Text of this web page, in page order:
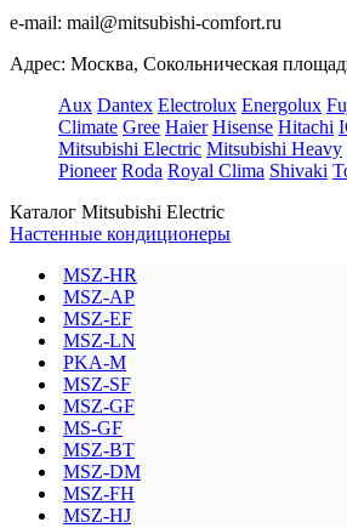
e-mail: mail@mitsubishi-comfort.ru
Адрес: Москва, Сокольническая
Aux Dantex Electrolux Energolux
Climate Gree Haier Hisense Hitachi
Mitsubishi Electric Mitsubishi Heavy
Pioneer Roda Royal Clima Shivaki
Каталог Mitsubishi Electric
Настенные кондиционеры
MSZ-HR
MSZ-AP
MSZ-EF
MSZ-LN
PKA-M
MSZ-SF
MSZ-GF
MS-GF
MSZ-BT
MSZ-DM
MSZ-FH
MSZ-HJ